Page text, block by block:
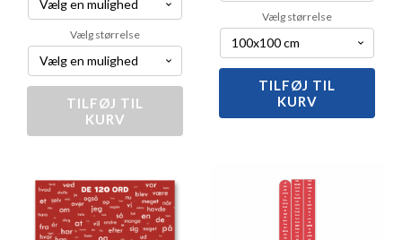
Vælg størrelse
100
tilfældige
ting
TILFØJ TIL
KURV
Vælg størrelse
120
danske
ord
TILFØJ TIL
KURV